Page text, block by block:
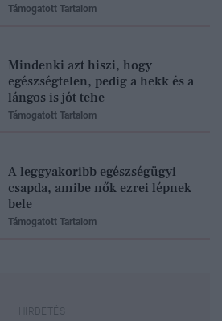
Támogatott Tartalom
Mindenki azt hiszi, hogy
egészségtelen, pedig a hekk és a
lángos is jót tehe
Támogatott Tartalom
A leggyakoribb egészségügyi
csapda, amibe nők ezrei lépnek
bele
Támogatott Tartalom